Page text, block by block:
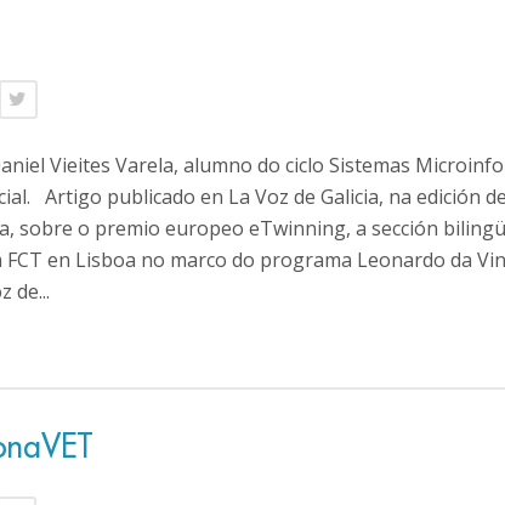
Vieites Varela, alumno do ciclo Sistemas
Artigo publicado en La Voz de Galicia, na edición
sobre o premio europeo eTwinning, a sección
en Lisboa no marco do programa Leonardo da
de...